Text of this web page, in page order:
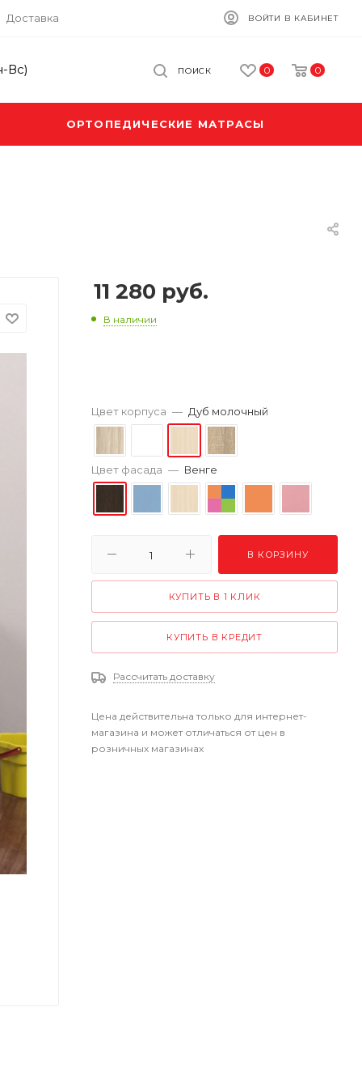
Доставка ВОЙТИ В КАБИНЕТ
Вс) 0 0
ПОИСК
ОРТОПЕДИЧЕСКИЕ МАТРАСЫ
11 280 руб.
В наличии
Цвет корпуса — Дуб молочный
Цвет фасада — Венге
В КОРЗИНУ
КУПИТЬ В 1 КЛИК
КУПИТЬ В КРЕДИТ
Рассчитать доставку
Цена действительна только для интернет-
магазина и может отличаться от цен в
розничных магазинах